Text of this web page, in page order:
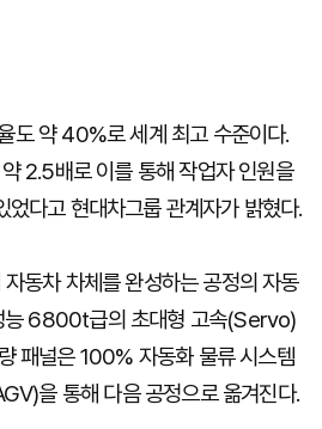
도 약 40%로 세계 최고 수준이다.
2.5배로 이를 통해 작업자 인원을
다고 현대차그룹 관계자가 밝혔다.
자동차 차체를 완성하는 공정의 자동
능 6800t급의 초대형 고속(Servo)
패널은 100% 자동화 물류 시스템
을 통해 다음 공정으로 옮겨진다.